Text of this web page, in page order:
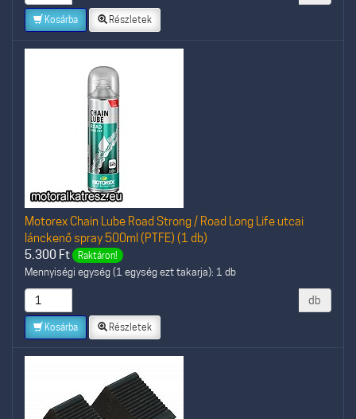
Kosárba Részletek
Motorex Chain Lube Road Strong / Road Long Life utcai
lánckenő spray 500ml (PTFE) (1 db)
5.300 Ft Raktáron!
Mennyiségi egység (1 egység ezt takarja): 1 db
db
Kosárba Részletek